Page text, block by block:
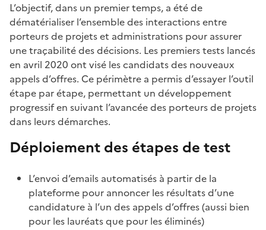
L’objectif, dans un premier temps, a été de
dématérialiser l’ensemble des interactions entre
porteurs de projets et administrations pour assurer
une traçabilité des décisions. Les premiers tests lancés
en avril 2020 ont visé les candidats des nouveaux
appels d’offres. Ce périmètre a permis d’essayer l’outil
étape par étape, permettant un développement
progressif en suivant l’avancée des porteurs de projets
dans leurs démarches.
Déploiement des étapes de test
L’envoi d’emails automatisés à partir de la
plateforme pour annoncer les résultats d’une
candidature à l’un des appels d’offres (aussi bien
pour les lauréats que pour les éliminés)